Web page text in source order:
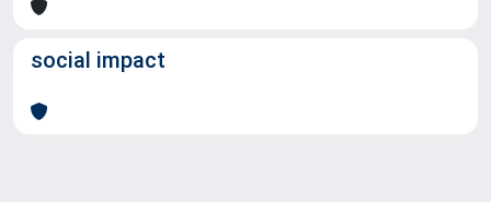
social impact